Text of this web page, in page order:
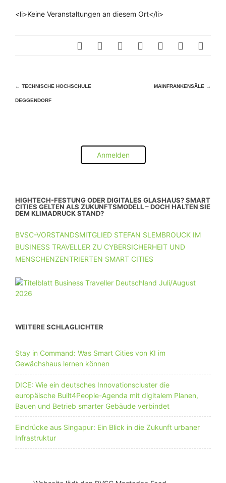
<li>Keine Veranstaltungen an diesem Ort</li>
Beitragsnavigation
← TECHNISCHE HOCHSCHULE
DEGGENDORF
MAINFRANKENSÄLE →
Anmelden
HIGHTECH-FESTUNG ODER DIGITALES GLASHAUS? SMART
CITIES GELTEN ALS ZUKUNFTSMODELL – DOCH HALTEN SIE
DEM KLIMADRUCK STAND?
BVSC-VORSTANDSMITGLIED STEFAN SLEMBROUCK IM
BUSINESS TRAVELLER ZU CYBERSICHERHEIT UND
MENSCHENZENTRIERTEN SMART CITIES
WEITERE SCHLAGLICHTER
Stay in Command: Was Smart Cities von KI im
Gewächshaus lernen können
DICE: Wie ein deutsches Innovationscluster die
europäische Built4People-Agenda mit digitalem Planen,
Bauen und Betrieb smarter Gebäude verbindet
Eindrücke aus Singapur: Ein Blick in die Zukunft urbaner
Infrastruktur